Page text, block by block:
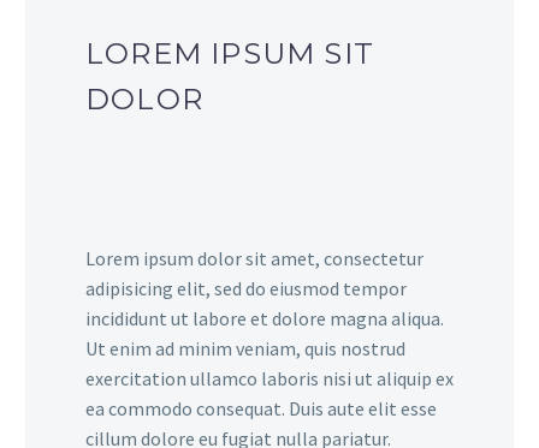
LOREM IPSUM SIT
DOLOR
Lorem ipsum dolor sit amet, consectetur
adipisicing elit, sed do eiusmod tempor
incididunt ut labore et dolore magna aliqua.
Ut enim ad minim veniam, quis nostrud
exercitation ullamco laboris nisi ut aliquip ex
ea commodo consequat. Duis aute elit esse
cillum dolore eu fugiat nulla pariatur.